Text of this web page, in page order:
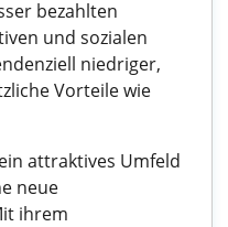
bezahlten
und sozialen
niedriger,
Vorteile wie
attraktives Umfeld
neue
ihrem